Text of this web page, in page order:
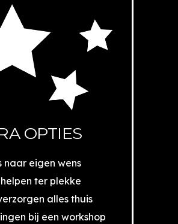
OPTIES
naar eigen wens
ter plekke
alles thuis
bij een workshop